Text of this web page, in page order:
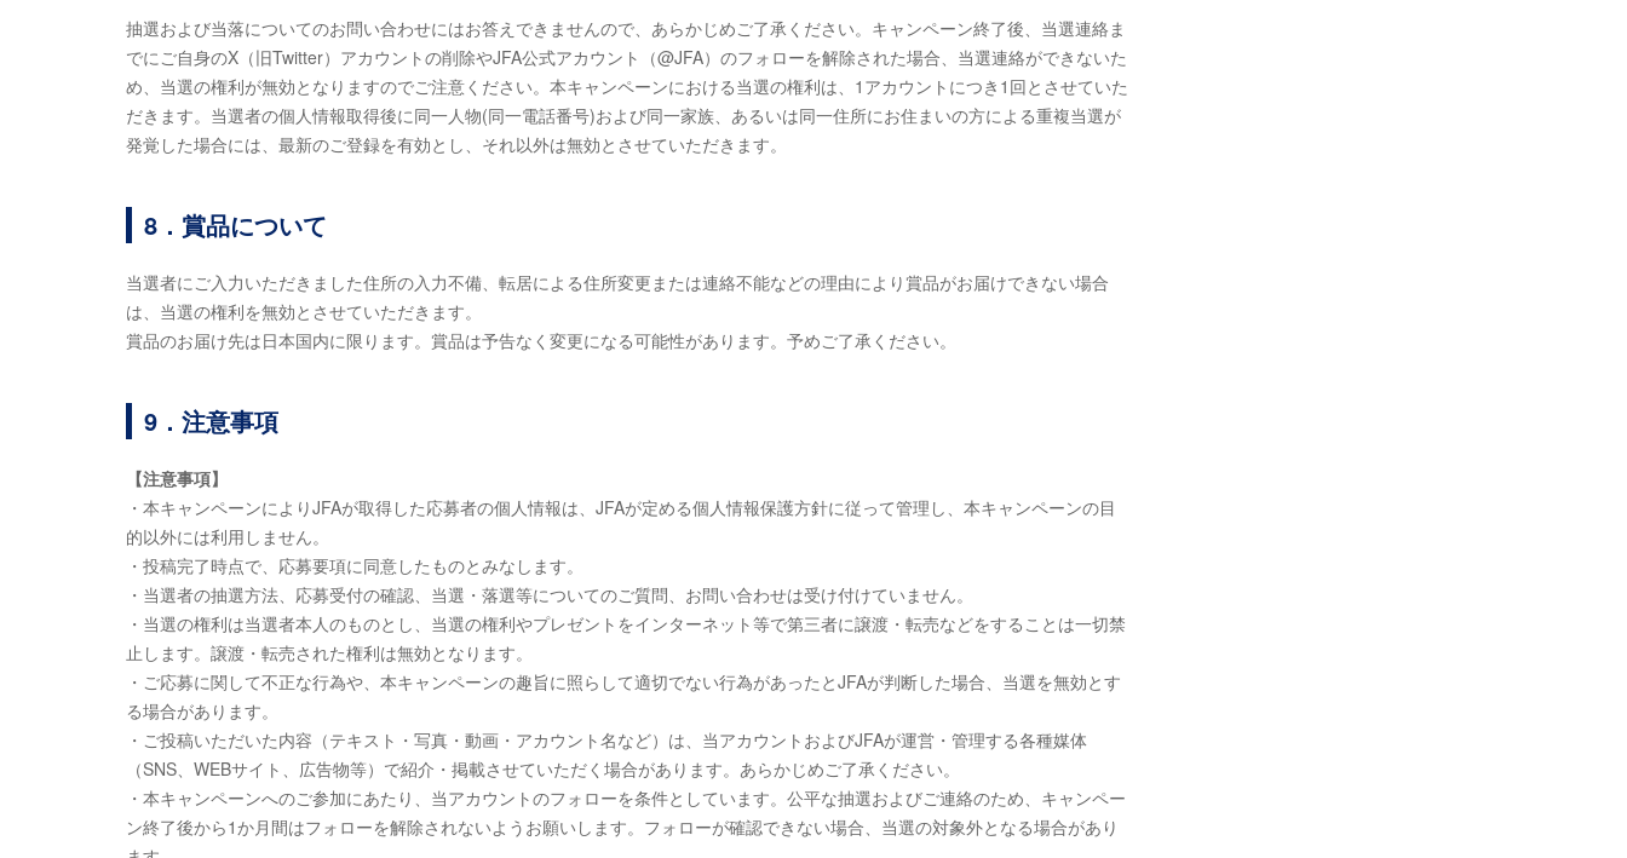
抽選および当落についてのお問い合わせにはお答えできませんので、あらかじめご了承ください。キャンペーン終了後、当選連絡ま
でにご自身のX（旧Twitter）アカウントの削除やJFA公式アカウント（@JFA）のフォローを解除された場合、当選連絡ができないた
め、当選の権利が無効となりますのでご注意ください。本キャンペーンにおける当選の権利は、1アカウントにつき1回とさせていた
だきます。当選者の個人情報取得後に同一人物(同一電話番号)および同一家族、あるいは同一住所にお住まいの方による重複当選が
発覚した場合には、最新のご登録を有効とし、それ以外は無効とさせていただきます。
8．賞品について
当選者にご入力いただきました住所の入力不備、転居による住所変更または連絡不能などの理由により賞品がお届けできない場合
は、当選の権利を無効とさせていただきます。
賞品のお届け先は日本国内に限ります。賞品は予告なく変更になる可能性があります。予めご了承ください。
9．注意事項
【注意事項】
・本キャンペーンによりJFAが取得した応募者の個人情報は、JFAが定める個人情報保護方針に従って管理し、本キャンペーンの目
的以外には利用しません。
・投稿完了時点で、応募要項に同意したものとみなします。
・当選者の抽選方法、応募受付の確認、当選・落選等についてのご質問、お問い合わせは受け付けていません。
・当選の権利は当選者本人のものとし、当選の権利やプレゼントをインターネット等で第三者に譲渡・転売などをすることは一切禁
止します。譲渡・転売された権利は無効となります。
・ご応募に関して不正な行為や、本キャンペーンの趣旨に照らして適切でない行為があったとJFAが判断した場合、当選を無効とす
る場合があります。
・ご投稿いただいた内容（テキスト・写真・動画・アカウント名など）は、当アカウントおよびJFAが運営・管理する各種媒体
（SNS、WEBサイト、広告物等）で紹介・掲載させていただく場合があります。あらかじめご了承ください。
・本キャンペーンへのご参加にあたり、当アカウントのフォローを条件としています。公平な抽選およびご連絡のため、キャンペー
ン終了後から1か月間はフォローを解除されないようお願いします。フォローが確認できない場合、当選の対象外となる場合があり